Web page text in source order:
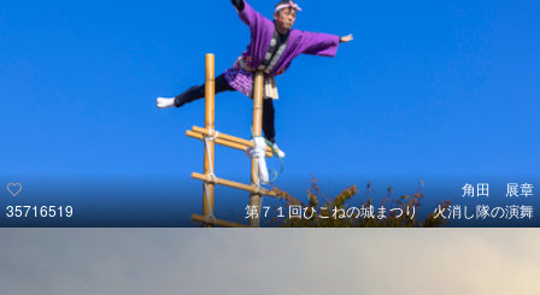
35716519
角田 展章
第７１回ひこねの城まつり 火消し隊の演舞